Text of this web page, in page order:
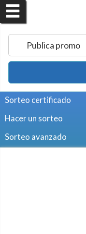
Publica promo
Sorteo certificado
Hacer un sorteo
Sorteo avanzado